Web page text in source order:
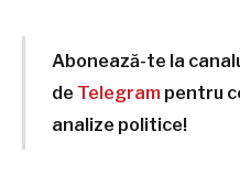
Abonează-te la
de Telegram pentru
analize politice!